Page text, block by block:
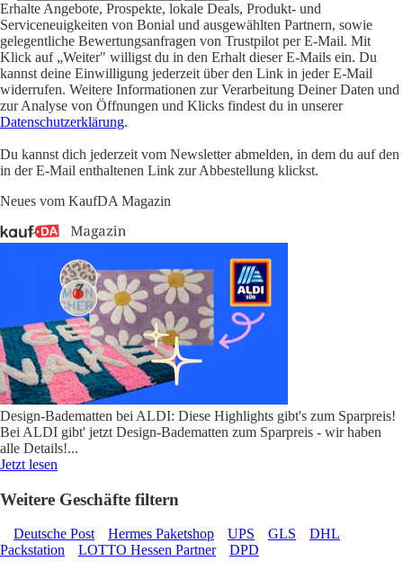
Erhalte Angebote, Prospekte, lokale Deals, Produkt- und
Serviceneuigkeiten von Bonial und ausgewählten Partnern, sowie
gelegentliche Bewertungsanfragen von Trustpilot per E-Mail. Mit
Klick auf „Weiter" willigst du in den Erhalt dieser E-Mails ein. Du
kannst deine Einwilligung jederzeit über den Link in jeder E-Mail
widerrufen. Weitere Informationen zur Verarbeitung Deiner Daten und
zur Analyse von Öffnungen und Klicks findest du in unserer
Datenschutzerklärung.
Du kannst dich jederzeit vom Newsletter abmelden, in dem du auf den
in der E-Mail enthaltenen Link zur Abbestellung klickst.
Neues vom KaufDA Magazin
Design-Badematten bei ALDI: Diese Highlights gibt's zum Sparpreis!
Bei ALDI gibt' jetzt Design-Badematten zum Sparpreis - wir haben
alle Details!...
Jetzt lesen
Weitere Geschäfte filtern
Deutsche Post Hermes Paketshop UPS GLS
DHL
Packstation
LOTTO Hessen Partner DPD